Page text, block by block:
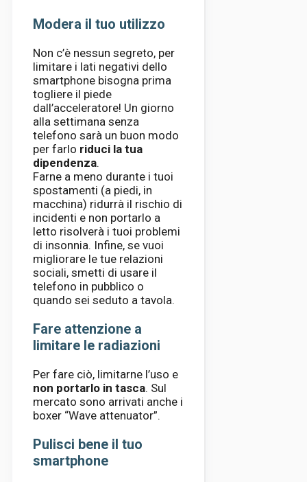
Modera il tuo utilizzo
Non c’è nessun segreto, per
limitare i lati negativi dello
smartphone bisogna prima
togliere il piede
dall’acceleratore! Un giorno
alla settimana senza
telefono sarà un buon modo
per farlo riduci la tua
dipendenza.
Farne a meno durante i tuoi
spostamenti (a piedi, in
macchina) ridurrà il rischio di
incidenti e non portarlo a
letto risolverà i tuoi problemi
di insonnia. Infine, se vuoi
migliorare le tue relazioni
sociali, smetti di usare il
telefono in pubblico o
quando sei seduto a tavola.
Fare attenzione a
limitare le radiazioni
Per fare ciò, limitarne l’uso e
non portarlo in tasca. Sul
mercato sono arrivati ​​anche i
boxer “Wave attenuator”.
Pulisci bene il tuo
smartphone